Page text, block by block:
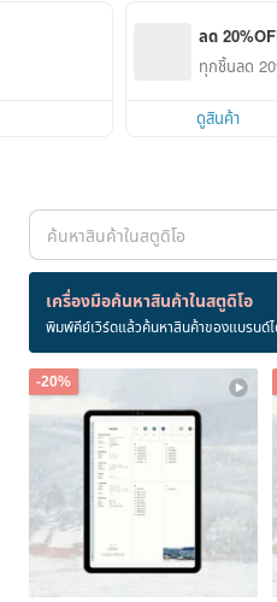
ลด
ทุกชิ้นลด
ดูสินค้า
เครื่องมือค้นหาสินค้าในสตูดิโอ
พิมพ์คีย์เวิร์ดแล้วค้นหาสินค้าของแบรนด์ไ
สินค้า 9 ชิ้น
เทมเพลตอิเล็กทรอนิกส์
-20%